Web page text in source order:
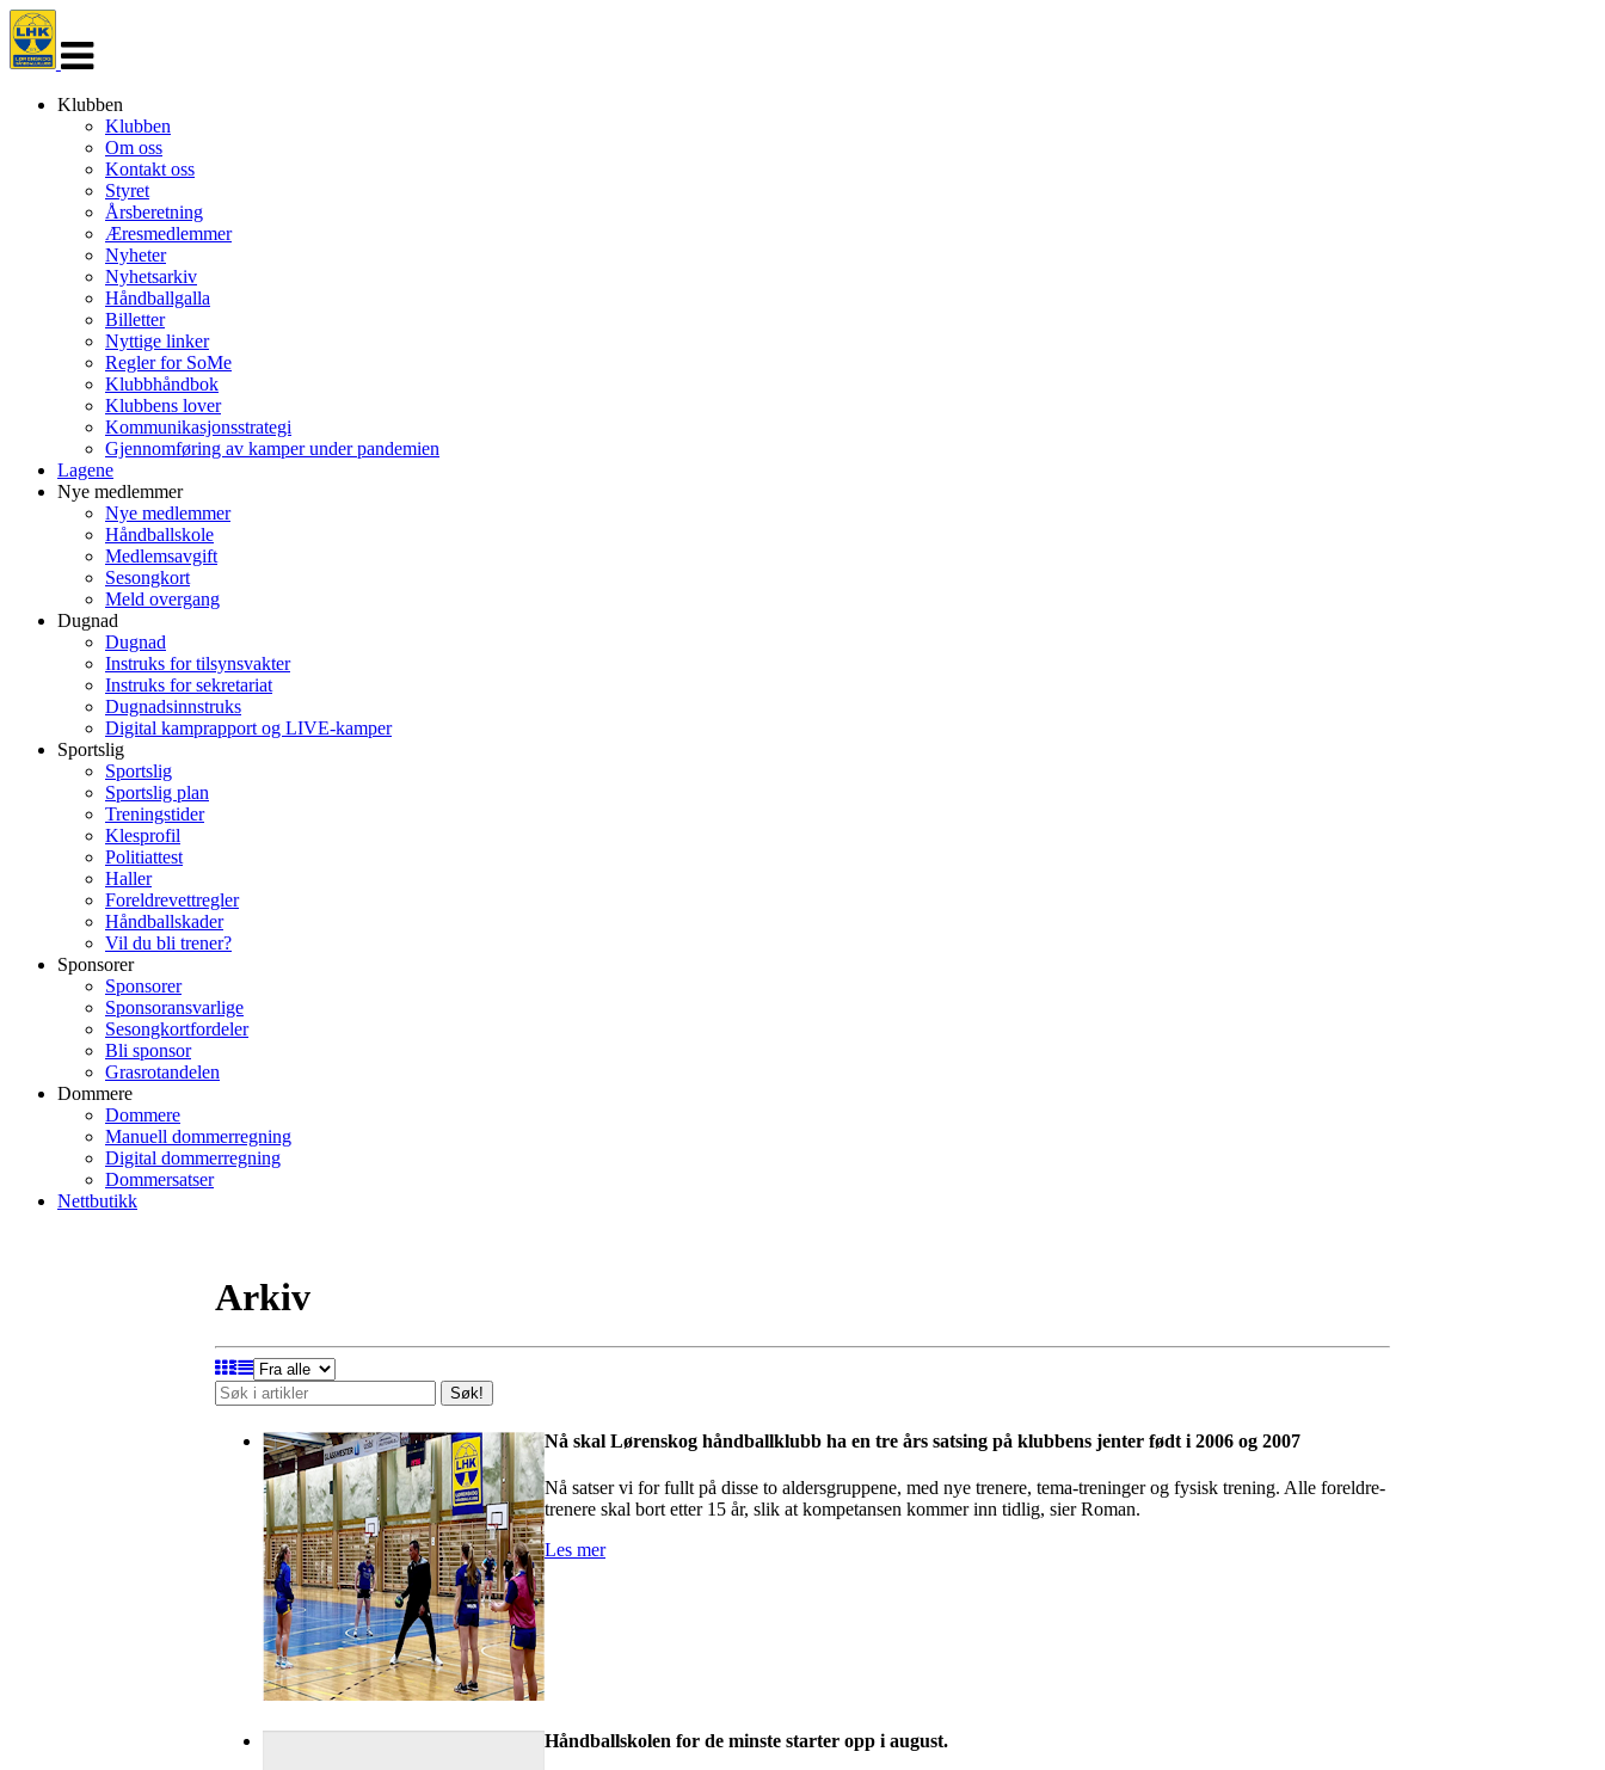
navigasjon
Klubben
Klubben
Om oss
Kontakt oss
Styret
Årsberetning
Æresmedlemmer
Nyheter
Nyhetsarkiv
Håndballgalla
Billetter
Nyttige linker
Regler for SoMe
Klubbhåndbok
Klubbens lover
Kommunikasjonsstrategi
Gjennomføring av kamper under pandemien
Lagene
Nye medlemmer
Nye medlemmer
Håndballskole
Medlemsavgift
Sesongkort
Meld overgang
Dugnad
Dugnad
Instruks for tilsynsvakter
Instruks for sekretariat
Dugnadsinnstruks
Digital kamprapport og LIVE-kamper
Sportslig
Sportslig
Sportslig plan
Treningstider
Klesprofil
Politiattest
Haller
Foreldrevettregler
Håndballskader
Vil du bli trener?
Sponsorer
Sponsorer
Sponsoransvarlige
Sesongkortfordeler
Bli sponsor
Grasrotandelen
Dommere
Dommere
Manuell dommerregning
Digital dommerregning
Dommersatser
Nettbutikk
Arkiv
Søk!
Nå skal Lørenskog håndballklubb ha en tre års satsing på klubbens jenter født i 2006 og 2007
Nå satser vi for fullt på disse to aldersgruppene, med nye trenere, tema-treninger og fysisk trening. Alle foreldre-
trenere skal bort etter 15 år, slik at kompetansen kommer inn tidlig, sier Roman.
Les mer
Håndballskolen for de minste starter opp i august.